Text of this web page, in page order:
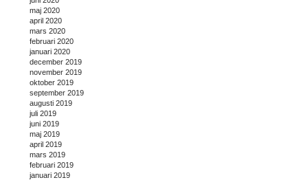
maj 2020
april 2020
mars 2020
februari 2020
januari 2020
december 2019
november 2019
oktober 2019
september 2019
augusti 2019
juli 2019
juni 2019
maj 2019
april 2019
mars 2019
februari 2019
januari 2019